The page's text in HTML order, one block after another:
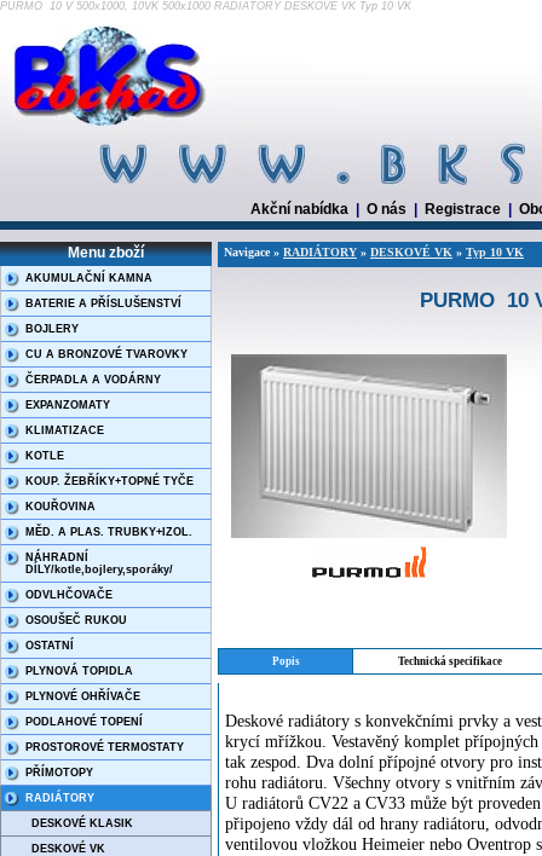
PURMO 10 V 500x1000, 10VK 500x1000 RADIÁTORY DESKOVÉ VK Typ 10 VK
Akční nabídka O nás Registrace
Menu zboží
AKUMULAČNÍ KAMNA
BATERIE A PŘÍSLUŠENSTVÍ
BOJLERY
CU A BRONZOVÉ TVAROVKY
ČERPADLA A VODÁRNY
EXPANZOMATY
KLIMATIZACE
KOTLE
KOUP. ŽEBŘÍKY+TOPNÉ TYČE
KOUŘOVINA
MĚD. A PLAS. TRUBKY+IZOL.
NÁHRADNÍ
DÍLY/kotle,bojlery,sporáky/
ODVLHČOVAČE
OSOUŠEČ RUKOU
OSTATNÍ
PLYNOVÁ TOPIDLA
PLYNOVÉ OHŘÍVAČE
PODLAHOVÉ TOPENÍ
PROSTOROVÉ TERMOSTATY
PŘÍMOTOPY
RADIÁTORY
DESKOVÉ KLASIK
DESKOVÉ VK
Navigace » RADIÁTORY » DESKOVÉ VK » Typ 10 VK
PURMO 10
Popis Technická specifikace
Deskové radiátory s konvekčními prvky a
krycí mřížkou. Vestavěný komplet
tak zespod. Dva dolní přípojné otvory pro
rohu radiátoru. Všechny otvory s vnitřním
U radiátorů CV22 a CV33 může být
připojeno vždy dál od hrany radiátoru,
ventilovou vložkou Heimeier nebo Oventrop